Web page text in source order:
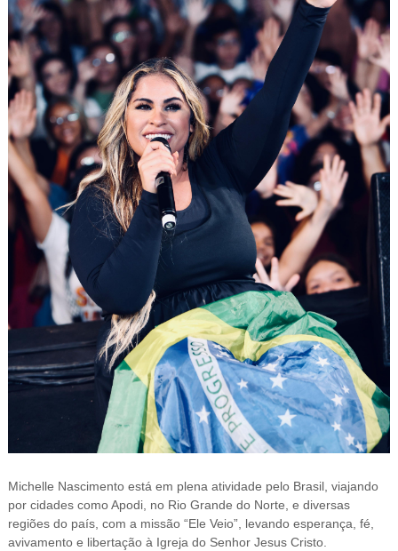
Michelle Nascimento está em plena atividade pelo Brasil, viajando
por cidades como Apodi, no Rio Grande do Norte, e diversas
regiões do país, com a missão “Ele Veio”, levando esperança, fé,
avivamento e libertação à Igreja do Senhor Jesus Cristo.